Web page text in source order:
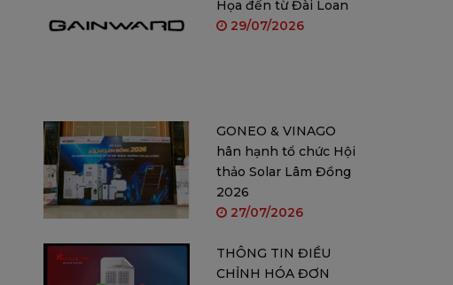
Họa đến từ Đài Loan
29/07/2026
GONEO & VINAGO
hân hạnh tổ chức Hội
thảo Solar Lâm Đồng
2026
27/07/2026
THÔNG TIN ĐIỀU
CHỈNH HÓA ĐƠN